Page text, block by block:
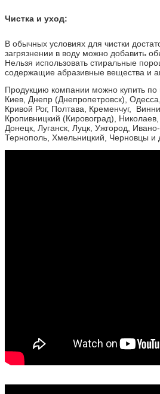
Чистка и уход:
В обычных условиях для чистки
загрязнении в воду можно добавить
Нельзя использовать стиральные
содержащие абразивные вещества и
Продукцию компании можно купить по
Киев, Днепр (Днепропетровск),
Кривой Рог, Полтава, Кременчуг,
Кропивницкий (Кировоград),
Донецк, Луганск, Луцк, Ужгород,
Тернополь, Хмельницкий, Черновцы и